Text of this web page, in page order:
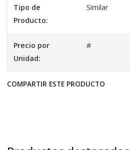
Tipo de
Producto:
Similar
Precio por
Unidad:
#
COMPARTIR ESTE PRODUCTO